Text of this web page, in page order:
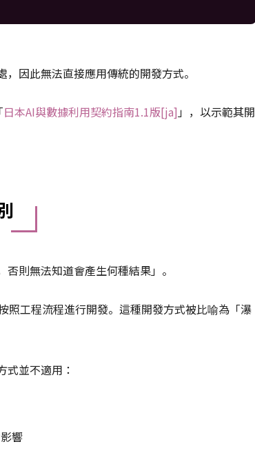
因此無法直接應用傳統的開發方式。
日本AI與數據利用契約指南1.1版[ja] 」，以示範其開
則無法知道會產生何種結果」。
照工程流程進行開發。這種開發方式被比喻為「瀑
式並不適用：
響